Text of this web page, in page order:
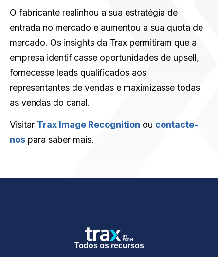
O fabricante realinhou a sua estratégia de
entrada no mercado e aumentou a sua quota de
mercado. Os insights da Trax permitiram que a
empresa identificasse oportunidades de upsell,
fornecesse leads qualificados aos
representantes de vendas e maximizasse todas
as vendas do canal.
Visitar Trax Image Recognition ou contacte-
nos para saber mais.
Todos os recursos